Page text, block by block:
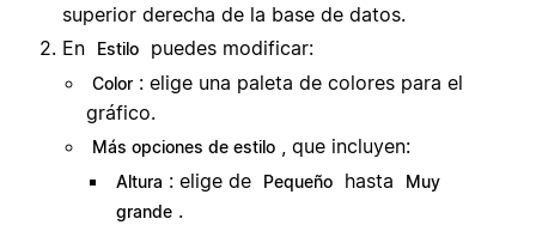
superior derecha de la base de datos.
En
Estilo puedes modificar:
Color : elige una paleta de colores para el
gráfico.
Más opciones de estilo , que incluyen:
Altura : elige de Pequeño hasta
Muy
grande .